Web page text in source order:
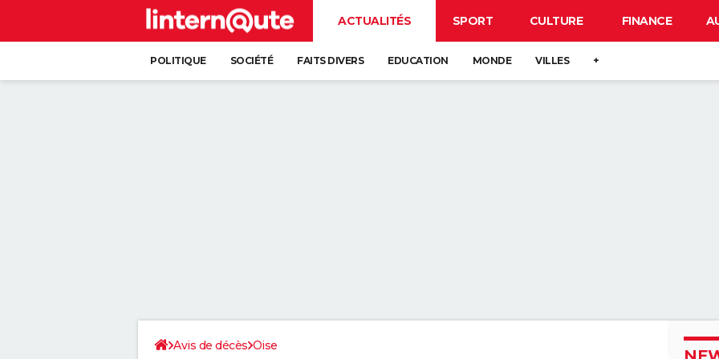
ACTUALITÉS SPORT CULTURE FINANCE
POLITIQUE SOCIÉTÉ FAITS DIVERS EDUCATION MONDE VILLES +
Avis de décès Oise